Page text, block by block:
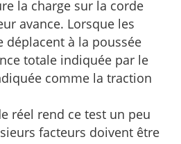
la charge sur la corde
avance. Lorsque les
déplacent à la poussée
totale indiquée par le
comme la traction
réel rend ce test un peu
facteurs doivent être